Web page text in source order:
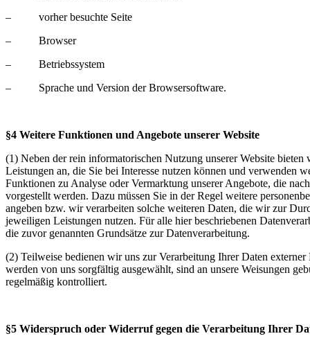
– vorher besuchte Seite
– Browser
– Betriebssystem
– Sprache und Version der Browsersoftware.
§4 Weitere Funktionen und Angebote unserer Website
(1) Neben der rein informatorischen Nutzung unserer Website bieten
Leistungen an, die Sie bei Interesse nutzen können und verwenden
Funktionen zu Analyse oder Vermarktung unserer Angebote, die
vorgestellt werden. Dazu müssen Sie in der Regel weitere
angeben bzw. wir verarbeiten solche weiteren Daten, die wir zur
jeweiligen Leistungen nutzen. Für alle hier beschriebenen
die zuvor genannten Grundsätze zur Datenverarbeitung.
(2) Teilweise bedienen wir uns zur Verarbeitung Ihrer Daten externer
werden von uns sorgfältig ausgewählt, sind an unsere Weisungen
regelmäßig kontrolliert.
§5 Widerspruch oder Widerruf gegen die Verarbeitung Ihrer